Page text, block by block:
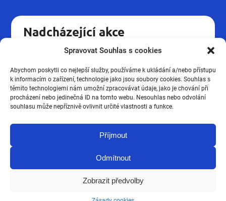
Spravovat Souhlas s cookies
Abychom poskytli co nejlepší služby, používáme k ukládání a/nebo přístupu
k informacím o zařízení, technologie jako jsou soubory cookies. Souhlas s
těmito technologiemi nám umožní zpracovávat údaje, jako je chování při
procházení nebo jedinečná ID na tomto webu. Nesouhlas nebo odvolání
souhlasu může nepříznivě ovlivnit určité vlastnosti a funkce.
Příjmout
Odmítnout
Zobrazit předvolby
Nadcházející akce
Kvalifikační kurz pro pracovníky v
16.10
Podzimní novinky ze mzdové
účtárny 2026
19.03
Kvalifikační kurz pro pracovníky v